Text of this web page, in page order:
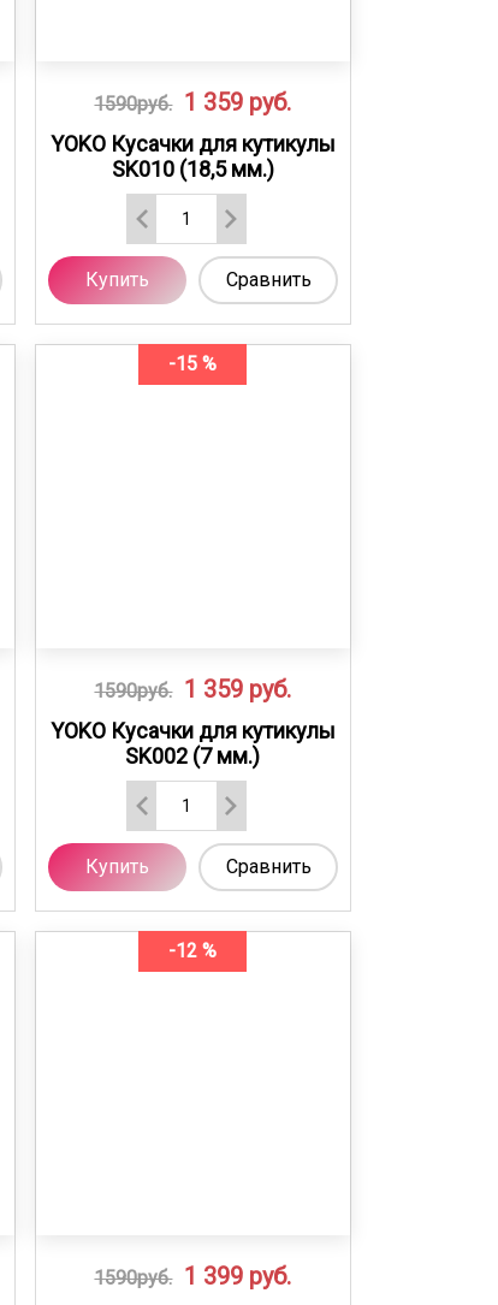
1590руб. 1 359 руб.
YOKO Кусачки для кутикулы
SK010 (18,5 мм.)
Купить Сравнить
-15 %
1590руб. 1 359 руб.
YOKO Кусачки для кутикулы
SK002 (7 мм.)
Купить Сравнить
-12 %
1590руб. 1 399 руб.